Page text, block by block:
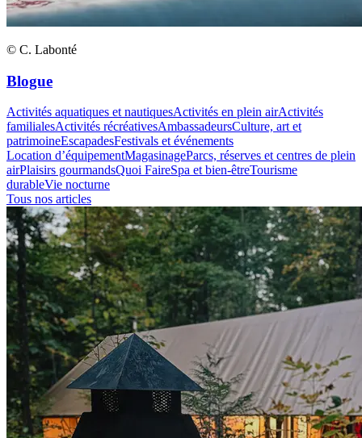
© C. Labonté
Blogue
Activités aquatiques et nautiquesActivités en plein airActivités
familialesActivités récréativesAmbassadeursCulture, art et
patrimoineEscapadesFestivals et événements
Location d’équipementMagasinageParcs, réserves et centres de plein
airPlaisirs gourmandsQuoi FaireSpa et bien-êtreTourisme
durableVie nocturne
Tous nos articles